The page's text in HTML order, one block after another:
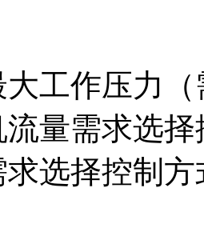
工作压力‌（
量需求选择‌
选择‌控制